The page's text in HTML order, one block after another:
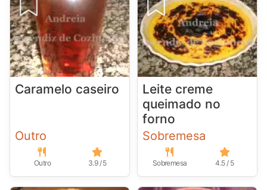
Caramelo caseiro
Outro
Outro 3.9 / 5
Leite creme
queimado no
forno
Sobremesa
Sobremesa 4.5 / 5